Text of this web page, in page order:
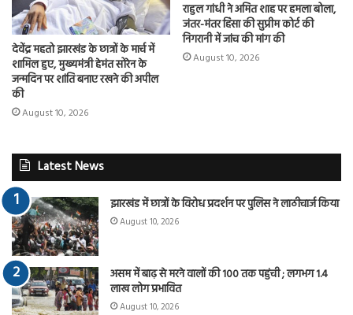
देवेंद्र महतो झारखंड के छात्रों के मार्च में
शामिल हुए, मुख्यमंत्री हेमंत सोरेन के
जन्मदिन पर शांति बनाए रखने की अपील
की
August 10, 2026
राहुल गांधी ने अमित शाह पर हमला बोला,
जंतर-मंतर हिंसा की सुप्रीम कोर्ट की
निगरानी में जांच की मांग की
August 10, 2026
Latest News
झारखंड में छात्रों के विरोध प्रदर्शन पर पुलिस ने लाठीचार्ज किया
August 10, 2026
असम में बाढ़ से मरने वालों की 100 तक पहुंची ; लगभग 1.4
लाख लोग प्रभावित
August 10, 2026